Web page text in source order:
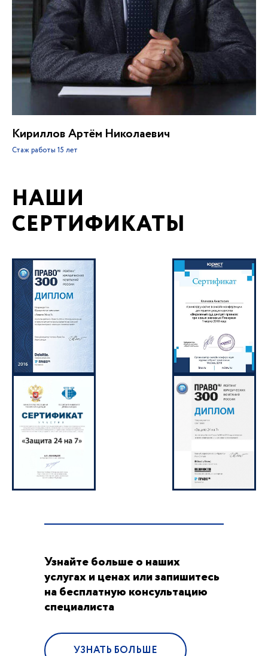
Кириллов Артём Николаевич
Стаж работы 15 лет
НАШИ
СЕРТИФИКАТЫ
Узнайте больше о наших
услугах и ценах или запишитесь
на бесплатную консультацию
специалиста
УЗНАТЬ БОЛЬШЕ